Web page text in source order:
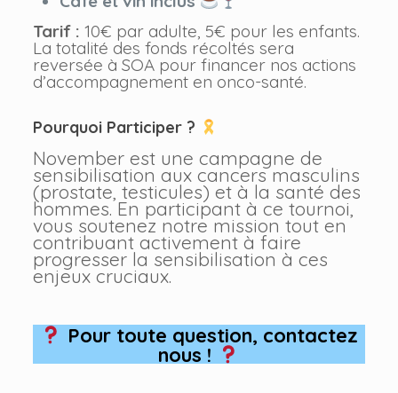
Tarif : 10€ par adulte, 5€ pour les enfants.
La totalité des fonds récoltés sera
reversée à SOA pour financer nos actions
d’accompagnement en onco-santé.
Pourquoi Participer ?
November est une campagne de
sensibilisation aux cancers masculins
(prostate, testicules) et à la santé des
hommes. En participant à ce tournoi,
vous soutenez notre mission tout en
contribuant activement à faire
progresser la sensibilisation à ces
enjeux cruciaux.
Pour toute question, contactez
nous !